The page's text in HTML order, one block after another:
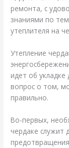
ремонта, с
знаниями по
утеплителя на
Утепление
идет об укладке
вопрос о том,
правильно.
Во-первых,
чердаке служит